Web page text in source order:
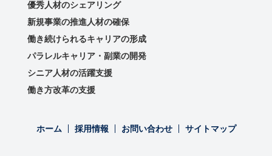
優秀⼈材のシェアリング
新規事業の推進⼈材の確保
働き続けられるキャリアの形成
パラレルキャリア・副業の開発
シニア人材の活躍支援
働き方改革の支援
ホーム 採用情報 お問い合わせ サイトマップ